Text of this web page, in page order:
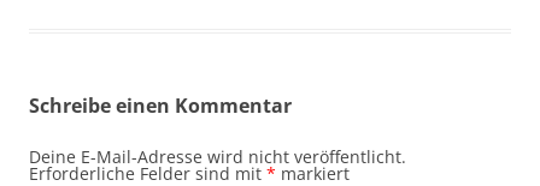
Schreibe einen Kommentar
Deine E-Mail-Adresse wird nicht veröffentlicht.
Erforderliche Felder sind mit * markiert